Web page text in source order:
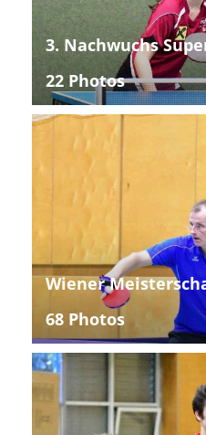
3. Nachwuchs
22 Photos
Wiener
68 Photos